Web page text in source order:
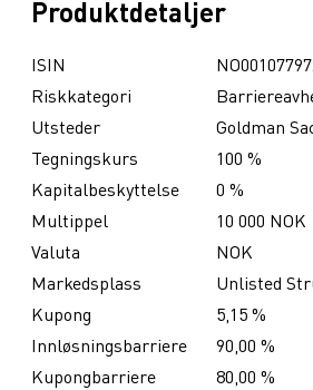
Produktdetaljer
ISIN
Riskkategori
Utsteder
Goldman
Tegningskurs
100 %
Kapitalbeskyttelse
0 %
Multippel
10 000 NOK
Valuta
NOK
Markedsplass
Unlisted
Kupong
5,15 %
Innløsningsbarriere
90,00 %
Kupongbarriere
80,00 %